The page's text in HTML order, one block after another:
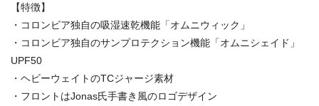
【特徴】
・コロンビア独自の吸湿速乾機能「オムニウィック」
・コロンビア独自のサンプロテクション機能「オムニシェイド」
UPF50
・ヘビーウェイトのTCジャージ素材
・フロントはJonas氏手書き風のロゴデザイン